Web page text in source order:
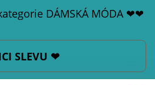
DÁMSKÁ MÓDA ❤❤
SLEVU ❤